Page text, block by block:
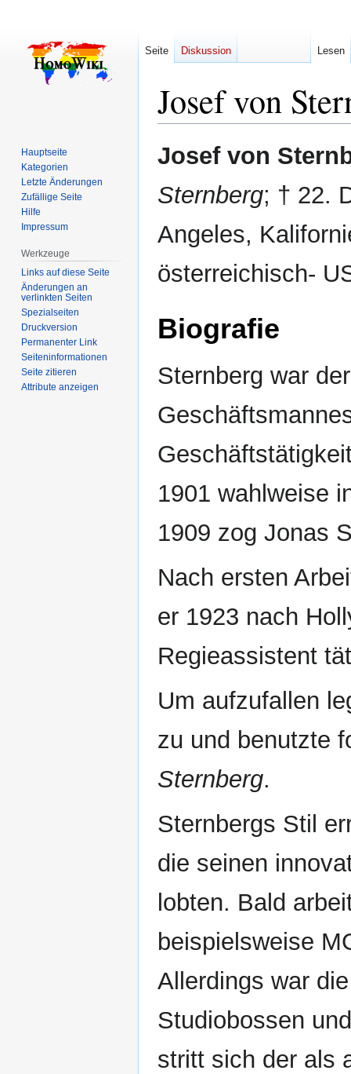
Josef von
Zur
Navigation
Zur
Suche
Josef von
Sternberg; † 22.
Angeles,
österreichisch-
Biografie
Sternberg war
1901 wahlweise
1909 zog Jonas
Nach ersten
er 1923 nach
Regieassistent
Um aufzufallen
zu und benutzte
Sternberg.
Sternbergs Stil
die seinen
lobten. Bald
beispielsweise
Allerdings war
Studiobossen
stritt sich der als
Seite Diskussion Lesen
Hauptseite
Kategorien
Letzte Änderungen
Zufällige Seite
Hilfe
Impressum
Werkzeuge
Links auf diese Seite
Änderungen an
verlinkten Seiten
Spezialseiten
Druckversion
Permanenter Link
Seiten­­informationen
Seite zitieren
Attribute anzeigen